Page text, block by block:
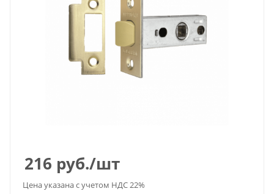
216 руб./шт
Цена указана с учетом НДС 22%